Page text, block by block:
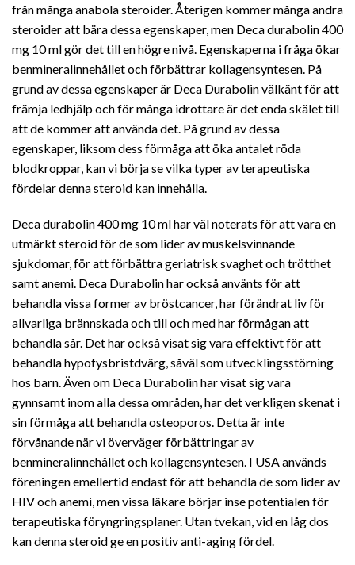
från många anabola steroider. Återigen kommer många andra
steroider att bära dessa egenskaper, men Deca durabolin 400
mg 10 ml gör det till en högre nivå. Egenskaperna i fråga ökar
benmineralinnehållet och förbättrar kollagensyntesen. På
grund av dessa egenskaper är Deca Durabolin välkänt för att
främja ledhjälp och för många idrottare är det enda skälet till
att de kommer att använda det. På grund av dessa
egenskaper, liksom dess förmåga att öka antalet röda
blodkroppar, kan vi börja se vilka typer av terapeutiska
fördelar denna steroid kan innehålla.
Deca durabolin 400 mg 10 ml har väl noterats för att vara en
utmärkt steroid för de som lider av muskelsvinnande
sjukdomar, för att förbättra geriatrisk svaghet och trötthet
samt anemi. Deca Durabolin har också använts för att
behandla vissa former av bröstcancer, har förändrat liv för
allvarliga brännskada och till och med har förmågan att
behandla sår. Det har också visat sig vara effektivt för att
behandla hypofysbristdvärg, såväl som utvecklingsstörning
hos barn. Även om Deca Durabolin har visat sig vara
gynnsamt inom alla dessa områden, har det verkligen skenat i
sin förmåga att behandla osteoporos. Detta är inte
förvånande när vi överväger förbättringar av
benmineralinnehållet och kollagensyntesen. I USA används
föreningen emellertid endast för att behandla de som lider av
HIV och anemi, men vissa läkare börjar inse potentialen för
terapeutiska föryngringsplaner. Utan tvekan, vid en låg dos
kan denna steroid ge en positiv anti-aging fördel.